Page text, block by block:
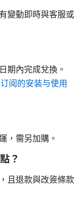
變動即時與客服或
期內完成兌換。
阅的安装与使用
，需另加購。
？
且退款與改簽條款